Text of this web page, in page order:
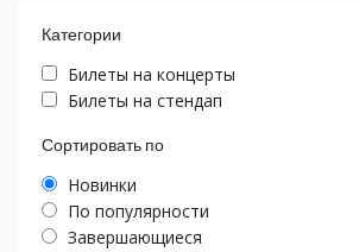
Категории
Билеты на концерты
Билеты на стендап
Сортировать по
Новинки
По популярности
Завершающиеся